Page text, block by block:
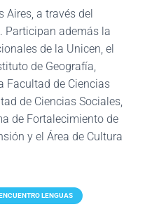
Aires, a través del
Participan además la
de la Unicen, el
de Geografía,
Facultad de Ciencias
de Ciencias Sociales,
de Fortalecimiento de
y el Área de Cultura
LENGUAS